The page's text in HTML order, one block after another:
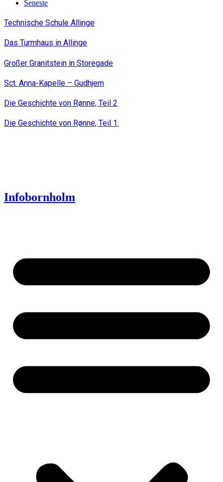
Seneste
Technische Schule Allinge
Das Turmhaus in Allinge
Großer Granitstein in Storegade
Sct. Anna-Kapelle – Gudhjem
Die Geschichte von Rønne, Teil 2
Die Geschichte von Rønne, Teil 1.
Infobornholm